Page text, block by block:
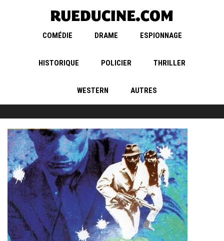
COMÉDIE DRAME ESPIONNAGE
HISTORIQUE POLICIER THRILLER
WESTERN AUTRES